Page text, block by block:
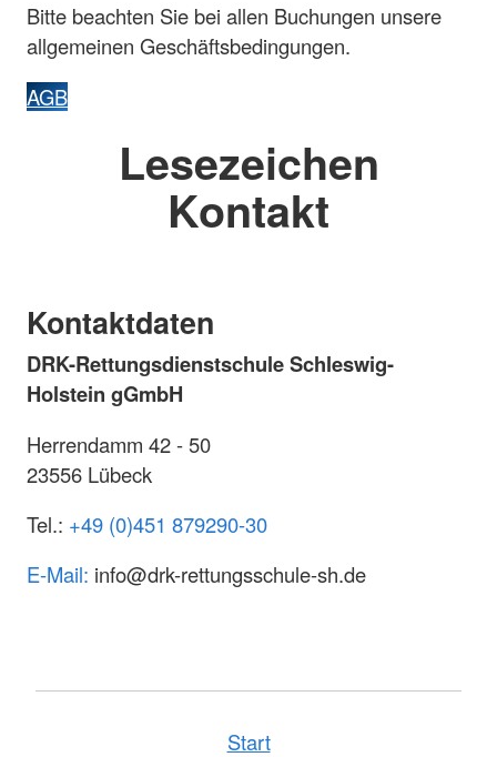
Bitte beachten Sie bei allen Buchungen unsere
allgemeinen Geschäftsbedingungen.
AGB
Lesezeichen
Kontakt
Kontaktdaten
DRK-Rettungsdienstschule Schleswig-
Holstein gGmbH
Herrendamm 42 - 50
23556 Lübeck
Tel.: +49 (0)451 879290-30
E-Mail: info@drk-rettungsschule-sh.de
Start